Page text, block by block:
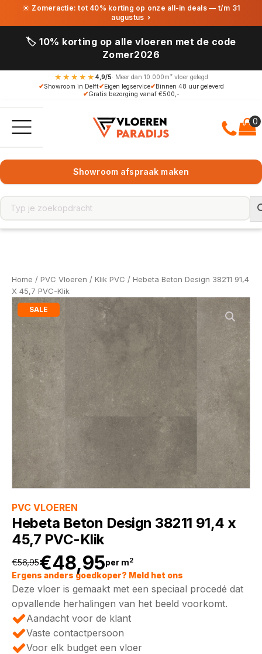
☀ Zomeractie: tot 40% korting op onze all-in deals — t/m 31
augustus ›
🏷️ 10% korting op alle vloeren met de code
Zomer2026
★★★★★ 4,9/5· Meer dan 10.000m² vloer gelegd
✔Showroom in Delft✔Eigen legservice✔Binnen 48 uur geleverd
✔Gratis bezorging vanaf €500,-
Showroom afspraak maken
Home / PVC Vloeren / Klik PVC / Hebeta Beton Design 38211 91,4
X 45,7 PVC-Klik
SALE
PVC VLOEREN
Hebeta Beton Design 38211 91,4 x
45,7 PVC-Klik
€56,95
Oorspronkelijke
prijs
was:
€48,95
Huidige
prijs
is:
per m2
Ergens anders goedkoper? Meld het ons
Deze vloer is gemaakt met een speciaal procedé dat
opvallende herhalingen van het beeld voorkomt.
Aandacht voor de klant
Vaste contactpersoon
Voor elk budget een vloer